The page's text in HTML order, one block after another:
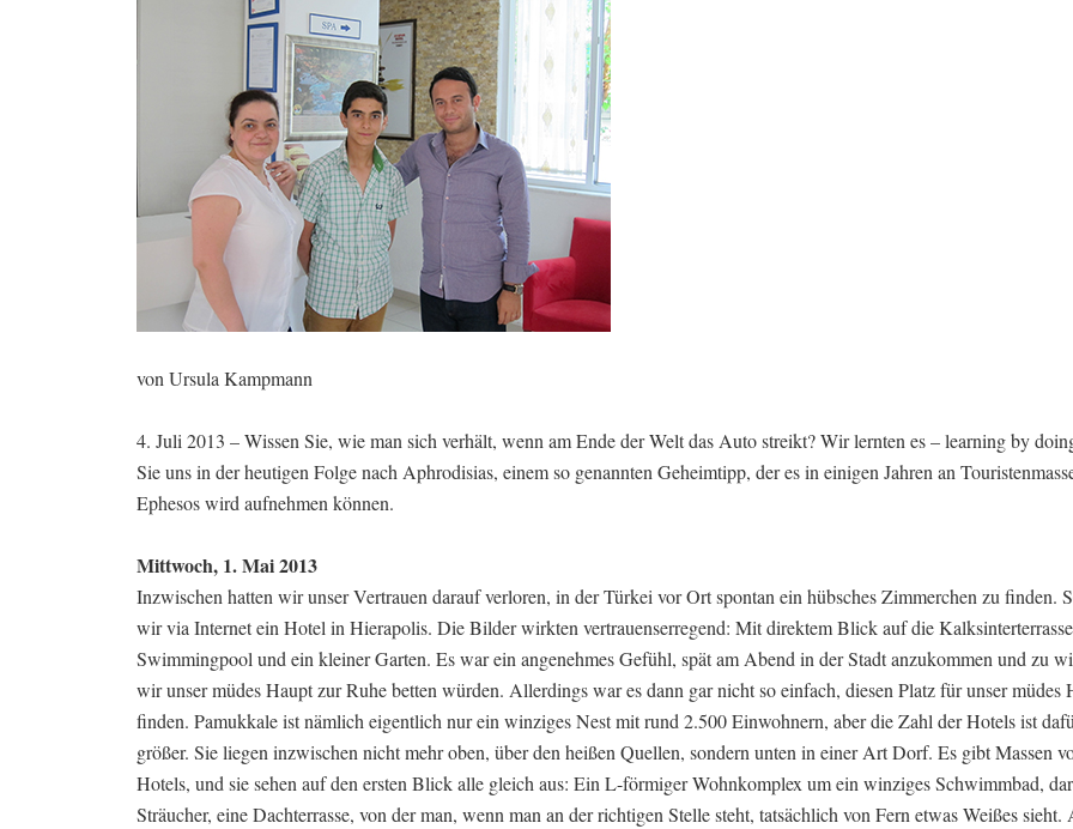
von Ursula Kampmann
4. Juli 2013 – Wissen Sie, wie man sich verhält, wenn am Ende der Welt das Auto streikt? Wir lernten es – learning by
Sie uns in der heutigen Folge nach Aphrodisias, einem so genannten Geheimtipp, der es in einigen Jahren an
Ephesos wird aufnehmen können.
Mittwoch, 1. Mai 2013
Inzwischen hatten wir unser Vertrauen darauf verloren, in der Türkei vor Ort spontan ein hübsches Zimmerchen zu finden.
wir via Internet ein Hotel in Hierapolis. Die Bilder wirkten vertrauenserregend: Mit direktem Blick auf die
Swimmingpool und ein kleiner Garten. Es war ein angenehmes Gefühl, spät am Abend in der Stadt anzukommen und zu
wir unser müdes Haupt zur Ruhe betten würden. Allerdings war es dann gar nicht so einfach, diesen Platz für unser müdes
finden. Pamukkale ist nämlich eigentlich nur ein winziges Nest mit rund 2.500 Einwohnern, aber die Zahl der Hotels ist
größer. Sie liegen inzwischen nicht mehr oben, über den heißen Quellen, sondern unten in einer Art Dorf. Es gibt Massen
Hotels, und sie sehen auf den ersten Blick alle gleich aus: Ein L-förmiger Wohnkomplex um ein winziges Schwimmbad,
Sträucher, eine Dachterrasse, von der man, wenn man an der richtigen Stelle steht, tatsächlich von Fern etwas Weißes